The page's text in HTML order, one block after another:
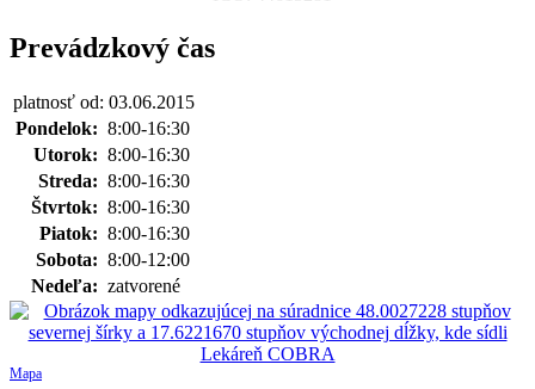
Prevádzkový čas
platnosť od: 03.06.2015
Pondelok: 8:00-16:30
Utorok: 8:00-16:30
Streda: 8:00-16:30
Štvrtok: 8:00-16:30
Piatok: 8:00-16:30
Sobota: 8:00-12:00
Nedeľa: zatvorené
Mapa